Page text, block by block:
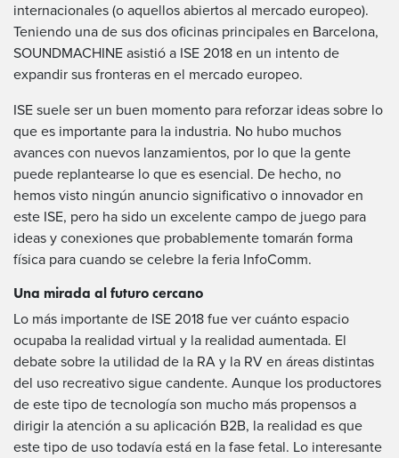
internacionales (o aquellos abiertos al mercado europeo).
Teniendo una de sus dos oficinas principales en Barcelona,
SOUNDMACHINE asistió a ISE 2018 en un intento de
expandir sus fronteras en el mercado europeo.
ISE suele ser un buen momento para reforzar ideas sobre lo
que es importante para la industria. No hubo muchos
avances con nuevos lanzamientos, por lo que la gente
puede replantearse lo que es esencial. De hecho, no
hemos visto ningún anuncio significativo o innovador en
este ISE, pero ha sido un excelente campo de juego para
ideas y conexiones que probablemente tomarán forma
física para cuando se celebre la feria InfoComm.
Una mirada al futuro cercano
Lo más importante de ISE 2018 fue ver cuánto espacio
ocupaba la realidad virtual y la realidad aumentada. El
debate sobre la utilidad de la RA y la RV en áreas distintas
del uso recreativo sigue candente. Aunque los productores
de este tipo de tecnología son mucho más propensos a
dirigir la atención a su aplicación B2B, la realidad es que
este tipo de uso todavía está en la fase fetal. Lo interesante